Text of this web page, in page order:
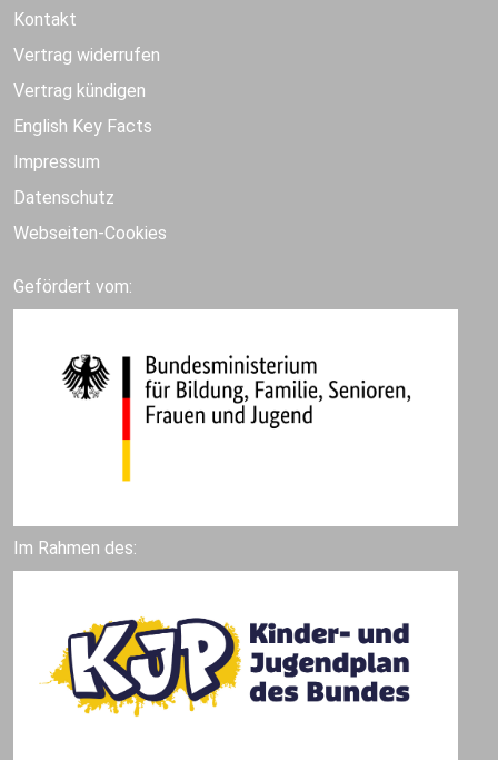
Kontakt
Vertrag widerrufen
Vertrag kündigen
English Key Facts
Impressum
Datenschutz
Webseiten-Cookies
Gefördert vom:
Im Rahmen des: